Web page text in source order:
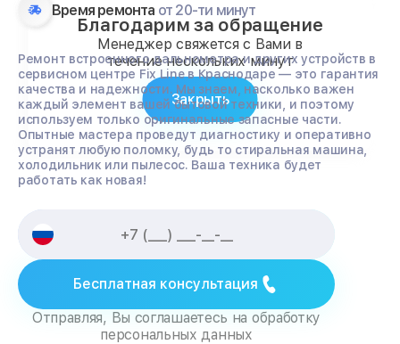
Время ремонта от 20-ти минут
Ремонт встроенного дальнометра и других устройств в
сервисном центре Fix Line в Краснодаре — это гарантия
качества и надежности. Мы знаем, насколько важен
каждый элемент вашей бытовой техники, и поэтому
используем только оригинальные запасные части.
Опытные мастера проведут диагностику и оперативно
устранят любую поломку, будь то стиральная машина,
холодильник или пылесос. Ваша техника будет
работать как новая!
Бесплатная консультация
Отправляя, Вы соглашаетесь на обработку
персональных данных
Благодарим за обращение
Менеджер свяжется с Вами в
течение нескольких минут
Закрыть